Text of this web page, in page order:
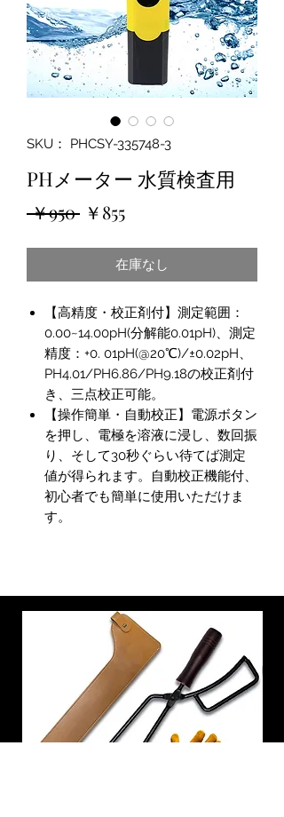
SKU： PHCSY-335748-3
PHメーター 水質検査用
￥950 通￥855セ
ル
格
在庫なし
【高精度・校正剤付】測定範囲：
0.00~14.00pH(分解能0.01pH)、測定
精度：+0. 01pH(@20℃)/±0.02pH、
PH4.01/PH6.86/PH9.18の校正剤付
き、三点校正可能。
【操作簡単・自動校正】電源ボタン
を押し、電極を溶液に浸し、数回振
り、そして30秒ぐらい待てば測定
値が得られます。自動校正機能付、
初心者でも簡単に使用いただけま
す。